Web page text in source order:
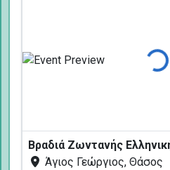
Φόρτωση...
Άγιος Γεώργιος, Θάσος